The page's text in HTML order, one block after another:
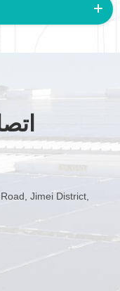
Jimei District,